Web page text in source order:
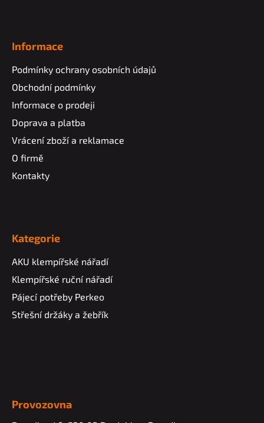
Informace
Podmínky ochrany osobních údajů
Obchodní podmínky
Informace o prodeji
Doprava a platba
Vrácení zboží a reklamace
O firmě
Kontakty
Kategorie
AKU klempířské nářadí
Klempířské ruční nářadí
Pájecí potřeby Perkeo
Střešní držáky a žebřík
Provozovna